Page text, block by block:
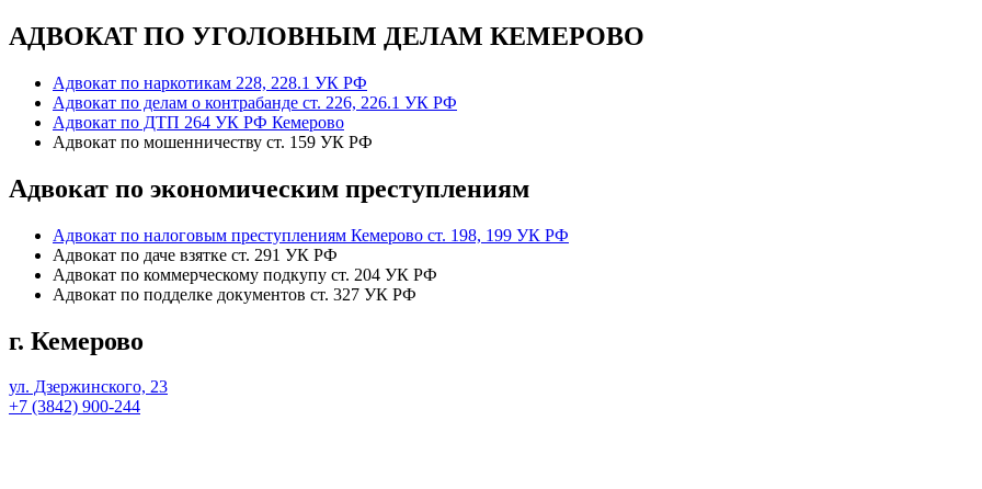
АДВОКАТ ПО УГОЛОВНЫМ ДЕЛАМ КЕМЕРОВО
Адвокат по наркотикам 228, 228.1 УК РФ
Адвокат по делам о контрабанде ст. 226, 226.1 УК РФ
Адвокат по ДТП 264 УК РФ Кемерово
Адвокат по мошенничеству ст. 159 УК РФ
Адвокат по экономическим преступлениям
Адвокат по налоговым преступлениям Кемерово ст. 198, 199 УК РФ
Адвокат по даче взятке ст. 291 УК РФ
Адвокат по коммерческому подкупу ст. 204 УК РФ
Адвокат по подделке документов ст. 327 УК РФ
г. Кемерово
ул. Дзержинского, 23
+7 (3842) 900-244